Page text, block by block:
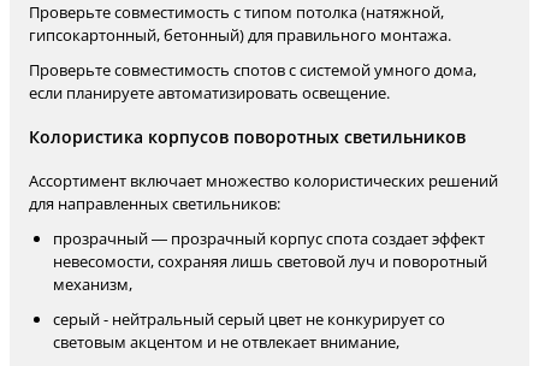
Проверьте совместимость с типом потолка (натяжной,
гипсокартонный, бетонный) для правильного монтажа.
Проверьте совместимость спотов с системой умного дома,
если планируете автоматизировать освещение.
Колористика корпусов поворотных светильников
Ассортимент включает множество колористических решений
для направленных светильников:
прозрачный — прозрачный корпус спота создает эффект
невесомости, сохраняя лишь световой луч и поворотный
механизм,
серый - нейтральный серый цвет не конкурирует со
световым акцентом и не отвлекает внимание,